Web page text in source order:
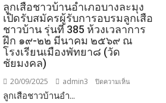
าร
ลูกเสือชาวบ้านอำเภอบางละมุง
เปิดรับสมัครผู้รับการอบรมลูกเสือ
ชาวบ้าน รุ่นที่ 385 ห้วงเวลาการ
ฝึก ๑๙-๒๒ มีนาคม ๒๕๖๙ ณ
โรงเรียนเมืองพัทยา๘ (วัด
ชัยมงคล)
20/09/2025 admin3 ปิดความเห็น
ลูกเสือชาวบ้านอำ...